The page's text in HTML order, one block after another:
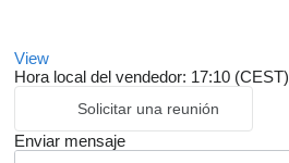
View
Hora local del vendedor: 17:10 (CEST)
Solicitar una reunión
Enviar mensaje